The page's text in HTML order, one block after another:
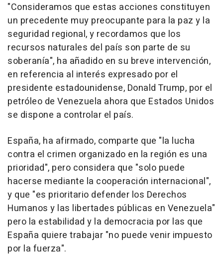
"Consideramos que estas acciones constituyen
un precedente muy preocupante para la paz y la
seguridad regional, y recordamos que los
recursos naturales del país son parte de su
soberanía", ha añadido en su breve intervención,
en referencia al interés expresado por el
presidente estadounidense, Donald Trump, por el
petróleo de Venezuela ahora que Estados Unidos
se dispone a controlar el país.
España, ha afirmado, comparte que "la lucha
contra el crimen organizado en la región es una
prioridad", pero considera que "solo puede
hacerse mediante la cooperación internacional",
y que "es prioritario defender los Derechos
Humanos y las libertades públicas en Venezuela"
pero la estabilidad y la democracia por las que
España quiere trabajar "no puede venir impuesto
por la fuerza".